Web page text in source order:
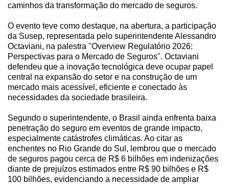
caminhos da transformação do mercado de seguros.
O evento teve como destaque, na abertura, a participação
da Susep, representada pelo superintendente Alessandro
Octaviani, na palestra "Overview Regulatório 2026:
Perspectivas para o Mercado de Seguros". Octaviani
defendeu que a inovação tecnológica deve ocupar papel
central na expansão do setor e na construção de um
mercado mais acessível, eficiente e conectado às
necessidades da sociedade brasileira.
Segundo o superintendente, o Brasil ainda enfrenta baixa
penetração do seguro em eventos de grande impacto,
especialmente catástrofes climáticas. Ao citar as
enchentes no Rio Grande do Sul, lembrou que o mercado
de seguros pagou cerca de R$ 6 bilhões em indenizações
diante de prejuízos estimados entre R$ 90 bilhões e R$
100 bilhões, evidenciando a necessidade de ampliar